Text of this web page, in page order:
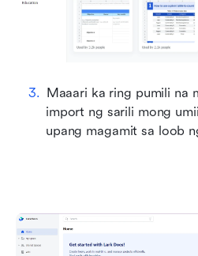
Maaari ka ring pumili na
import ng sarili mong
upang magamit sa loob